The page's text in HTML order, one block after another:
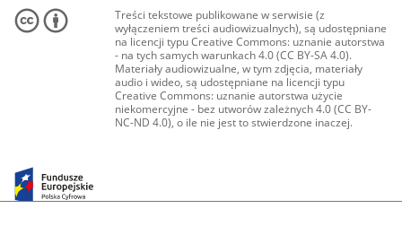
Treści tekstowe publikowane w serwisie (z
wyłączeniem treści audiowizualnych), są udostępniane
na licencji typu Creative Commons: uznanie autorstwa
- na tych samych warunkach 4.0 (CC BY-SA 4.0).
Materiały audiowizualne, w tym zdjęcia, materiały
audio i wideo, są udostępniane na licencji typu
Creative Commons: uznanie autorstwa użycie
niekomercyjne - bez utworów zależnych 4.0 (CC BY-
NC-ND 4.0), o ile nie jest to stwierdzone inaczej.